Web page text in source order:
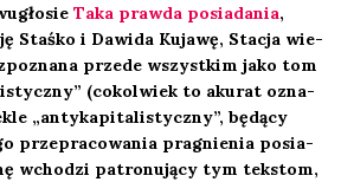
Taka praw­da posia­da­nia,
Staś­ko i Dawi­da Kuja­wę, Sta­cja wie­
przede wszyst­kim jako tom
(cokol­wiek to aku­rat ozna­
„anty­ka­pi­ta­li­stycz­ny”, będą­cy
prze­pra­co­wa­nia pra­gnie­nia posia­
wcho­dzi patro­nu­ją­cy tym tek­stom,